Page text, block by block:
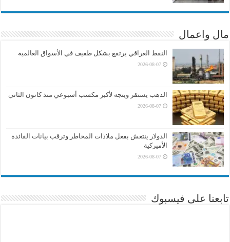
مال واعمال
النفط العراقي يرتفع بشكل طفيف في الأسواق العالمية
2026-08-07
الذهب يستقر ويتجه لأكبر مكسب أسبوعي منذ كانون الثاني
2026-08-07
الدولار ينتعش بفعل ملاذات المخاطر وترقب بيانات الفائدة
الأميركية
2026-08-07
تابعنا على فيسبوك